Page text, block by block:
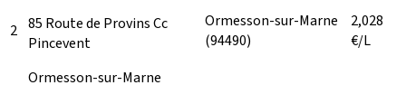
2 85 Route de Provins Cc
Pincevent
Ormesson-sur-Marne
Ormesson-sur-Marne
(94490)
2,028
€/L